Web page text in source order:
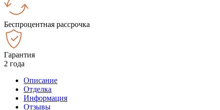
Беспроцентная рассрочка
Гарантия
2 года
Описание
Отделка
Информация
Отзывы